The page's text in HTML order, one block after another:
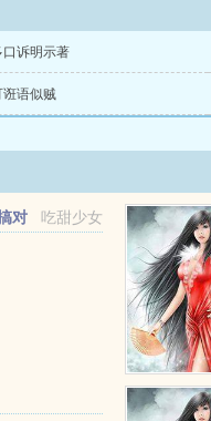
诉明示著
诳语似贼
吃甜少女
对